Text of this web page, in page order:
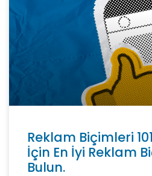
Reklam Biçimleri
İçin En İyi Reklam
Bulun.